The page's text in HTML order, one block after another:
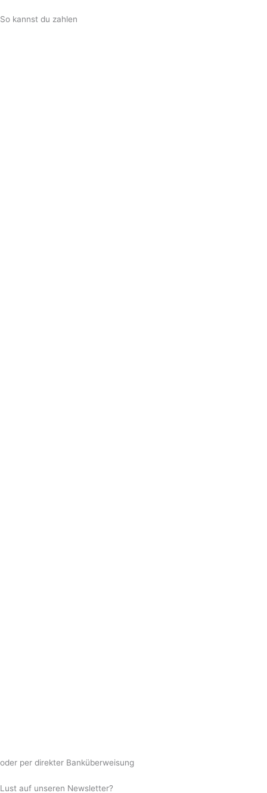
So kannst du zahlen
oder per direkter Banküberweisung
Lust auf unseren Newsletter?